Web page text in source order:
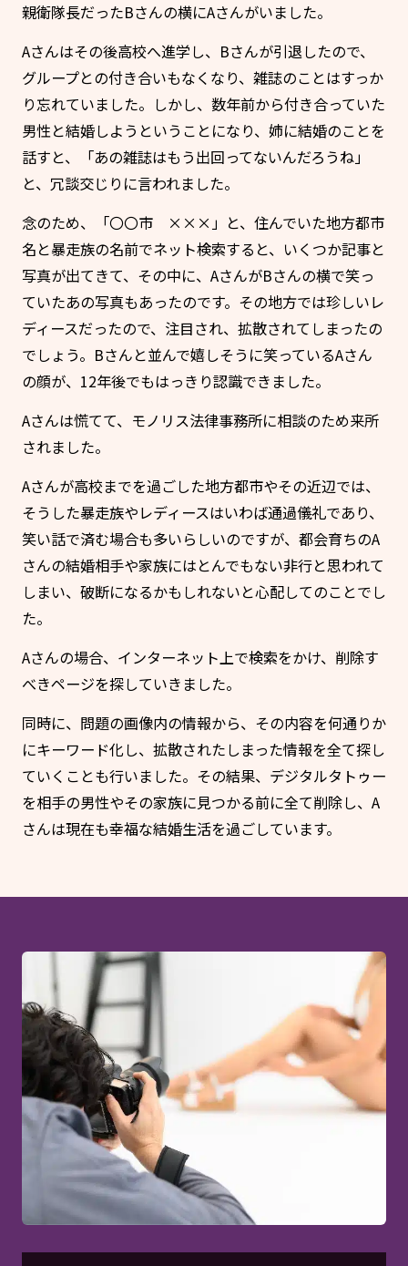
親衛隊長だったBさんの横にAさんがいました。
Aさんはその後高校へ進学し、Bさんが引退したので、
グループとの付き合いもなくなり、雑誌のことはすっか
り忘れていました。しかし、数年前から付き合っていた
男性と結婚しようということになり、姉に結婚のことを
話すと、「あの雑誌はもう出回ってないんだろうね」
と、冗談交じりに言われました。
念のため、「〇〇市 ×××」と、住んでいた地方都市
名と暴走族の名前でネット検索すると、いくつか記事と
写真が出てきて、その中に、AさんがBさんの横で笑っ
ていたあの写真もあったのです。その地方では珍しいレ
ディースだったので、注目され、拡散されてしまったの
でしょう。Bさんと並んで嬉しそうに笑っているAさん
の顔が、12年後でもはっきり認識できました。
Aさんは慌てて、モノリス法律事務所に相談のため来所
されました。
Aさんが高校までを過ごした地方都市やその近辺では、
そうした暴走族やレディースはいわば通過儀礼であり、
笑い話で済む場合も多いらしいのですが、都会育ちのA
さんの結婚相手や家族にはとんでもない非行と思われて
しまい、破断になるかもしれないと心配してのことでし
た。
Aさんの場合、インターネット上で検索をかけ、削除す
べきページを探していきました。
同時に、問題の画像内の情報から、その内容を何通りか
にキーワード化し、拡散されたしまった情報を全て探し
ていくことも行いました。その結果、デジタルタトゥー
を相手の男性やその家族に見つかる前に全て削除し、A
さんは現在も幸福な結婚生活を過ごしています。